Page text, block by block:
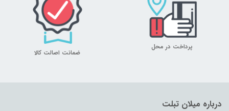
پرداخت در محل
ضمانت اصالت کالا
درباره میلان تبلت